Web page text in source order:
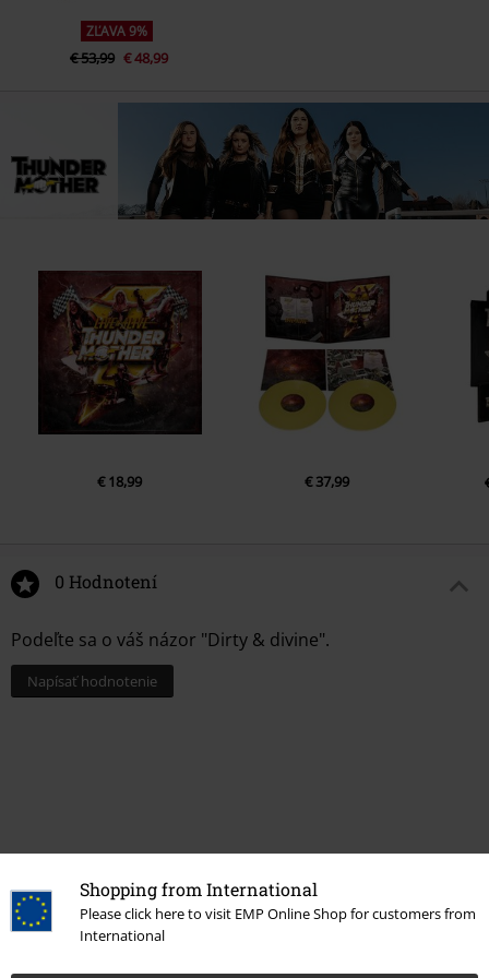
Shopping from International
Please click here to visit EMP Online Shop for customers from
International
ZĽAVA 9%
€ 53,99 € 48,99
€ 18,99 € 37,99
0 Hodnotení
Podeľte sa o váš názor "Dirty & divine".
Napísať hodnotenie